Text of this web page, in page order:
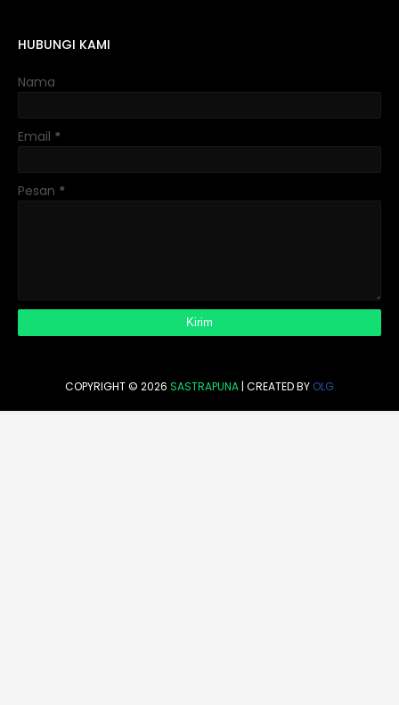
HUBUNGI KAMI
Nama
Email *
Pesan *
COPYRIGHT © 2026 SASTRAPUNA | CREATED BY OLG